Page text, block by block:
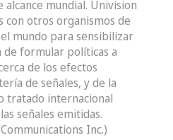
mundial. Univision
con otros organismos de
mundo para sensibilizar
de formular políticas a
de los efectos
de señales, y de la
tratado internacional
señales emitidas.
Inc.)